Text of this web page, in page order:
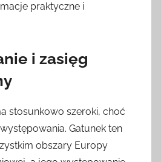
praktyczne i
i zasięg
stosunkowo szeroki, choć
występowania. Gatunek ten
obszary Europy